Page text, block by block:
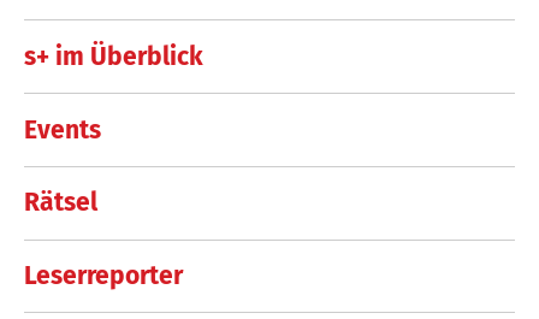
s+ im Überblick
Events
Rätsel
Leserreporter